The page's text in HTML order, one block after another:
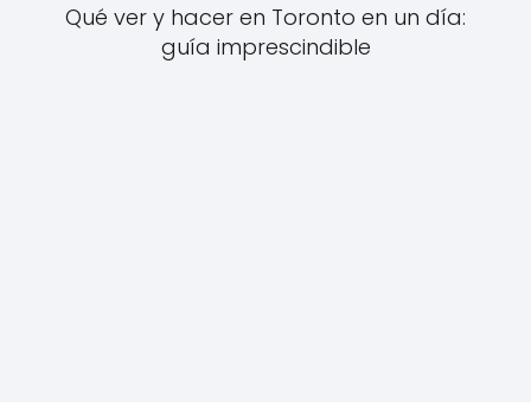
Qué ver y hacer en Toronto en un día:
guía imprescindible